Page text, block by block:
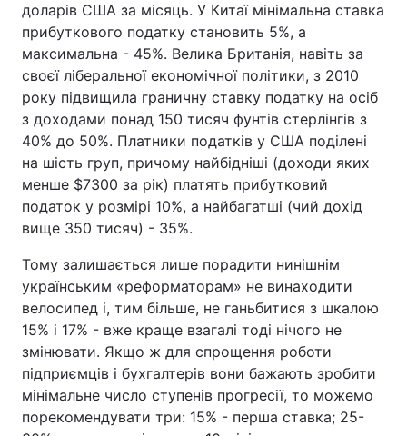
доларів США за місяць. У Китаї мінімальна ставка
прибуткового податку становить 5%, а
максимальна - 45%. Велика Британія, навіть за
своєї ліберальної економічної політики, з 2010
року підвищила граничну ставку податку на осіб
з доходами понад 150 тисяч фунтів стерлінгів з
40% до 50%. Платники податків у США поділені
на шість груп, причому найбідніші (доходи яких
менше $7300 за рік) платять прибутковий
податок у розмірі 10%, а найбагатші (чий дохід
вище 350 тисяч) - 35%.
Тому залишається лише порадити нинішнім
українським «реформаторам» не винаходити
велосипед і, тим більше, не ганьбитися з шкалою
15% і 17% - вже краще взагалі тоді нічого не
змінювати. Якщо ж для спрощення роботи
підприємців і бухгалтерів вони бажають зробити
мінімальне число ступенів прогресії, то можемо
порекомендувати три: 15% - перша ставка; 25-